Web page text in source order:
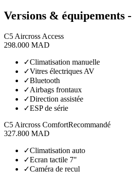
Versions & équipements -
C5 Aircross Access
298.000 MAD
✓Climatisation manuelle
✓Vitres électriques AV
✓Bluetooth
✓Airbags frontaux
✓Direction assistée
✓ESP de série
C5 Aircross ComfortRecommandé
327.800 MAD
✓Climatisation auto
✓Ecran tactile 7"
✓Caméra de recul